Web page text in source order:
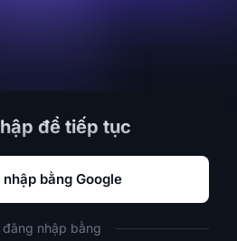
để tiếp tục
bằng Google
đăng nhập bằng